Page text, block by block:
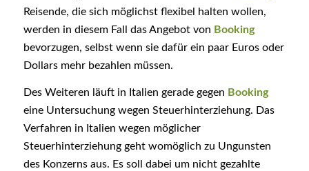
Reisende, die sich möglichst flexibel halten wollen,
werden in diesem Fall das Angebot von Booking
bevorzugen, selbst wenn sie dafür ein paar Euros oder
Dollars mehr bezahlen müssen.
Des Weiteren läuft in Italien gerade gegen Booking
eine Untersuchung wegen Steuerhinterziehung. Das
Verfahren in Italien wegen möglicher
Steuerhinterziehung geht womöglich zu Ungunsten
des Konzerns aus. Es soll dabei um nicht gezahlte